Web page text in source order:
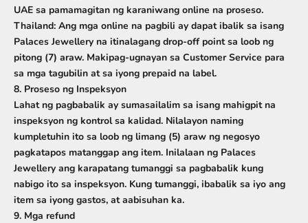
UAE sa pamamagitan ng karaniwang online na proseso.
Thailand: Ang mga online na pagbili ay dapat ibalik sa isang
Palaces Jewellery na itinalagang drop-off pointsa loob ng
pitong (7) araw. Makipag-ugnayan sa Customer Service para
sa mga tagubilin at sa iyong prepaid na label.
8. Proseso ng Inspeksyon
Lahat ng pagbabalik ay sumasailalim sa isang mahigpit na
inspeksyon ng kontrol sa kalidad. Nilalayon naming
kumpletuhin ito sa loob ng limang (5) araw ng negosyo
pagkatapos matanggap ang item. Inilalaan ng Palaces
Jewellery ang karapatang tumanggi sa pagbabalik kung
nabigo ito sa inspeksyon. Kung tumanggi, ibabalik sa iyo ang
item sa iyong gastos, at aabisuhan ka.
9. Mga refund